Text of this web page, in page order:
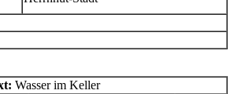
Wasser im Keller